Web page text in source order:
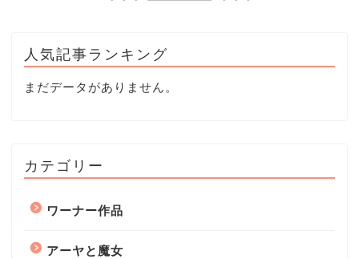
人気記事ランキング
まだデータがありません。
カテゴリー
ワーナー作品
アーヤと魔女